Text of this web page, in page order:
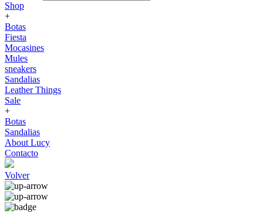
Shop
+
Botas
Fiesta
Mocasines
Mules
sneakers
Sandalias
Leather Things
Sale
+
Botas
Sandalias
About Lucy
Contacto
Volver